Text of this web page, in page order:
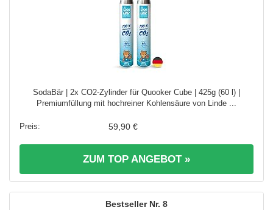
SodaBär | 2x CO2-Zylinder für Quooker Cube | 425g (60 l) |
Premiumfüllung mit hochreiner Kohlensäure von Linde ...
59,90 €
ZUM TOP ANGEBOT »
8